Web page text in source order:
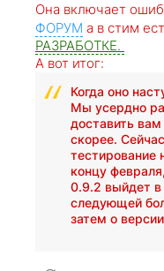
Она включает
ФОРУМ а в стим
РАЗРАБОТКЕ.
А вот итог:
Когда оно
Мы усердно
доставить
скорее.
тестирование
концу
0.9.2 выйдет
следующей
затем о